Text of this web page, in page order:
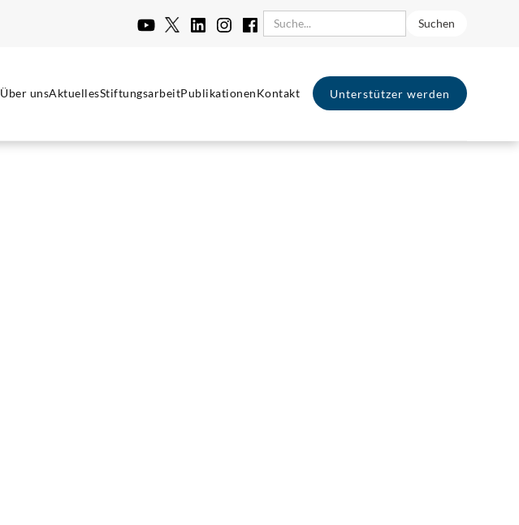
Über unsAktuellesStiftungsarbeitPublikationenKontakt Unterstützer werden